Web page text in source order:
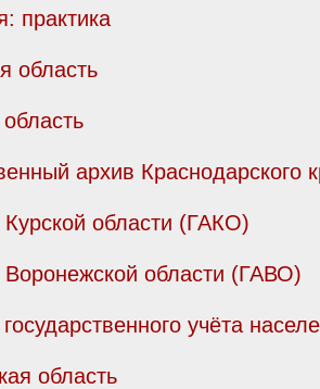
практика
область
архив Краснодарского
Курской области (ГАКО)
Воронежской области (ГАВО)
учёта
область